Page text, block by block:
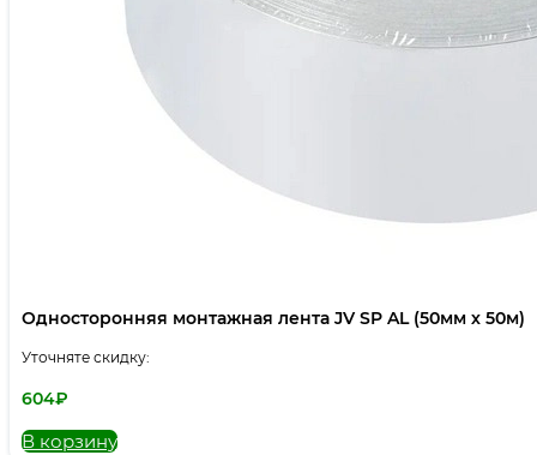
Односторонняя монтажная лента JV SP AL (50мм х 50м)
Уточняте скидку:
604₽
В корзину